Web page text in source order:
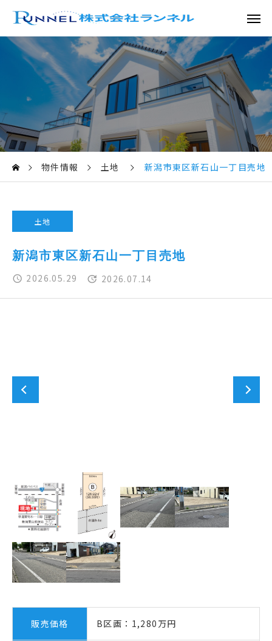
物件情報 土地 新潟市東区新石山一丁目売地
土地
新潟市東区新石山一丁目売地
2026.05.29 2026.07.14
販売価格 B区画：1,280万円